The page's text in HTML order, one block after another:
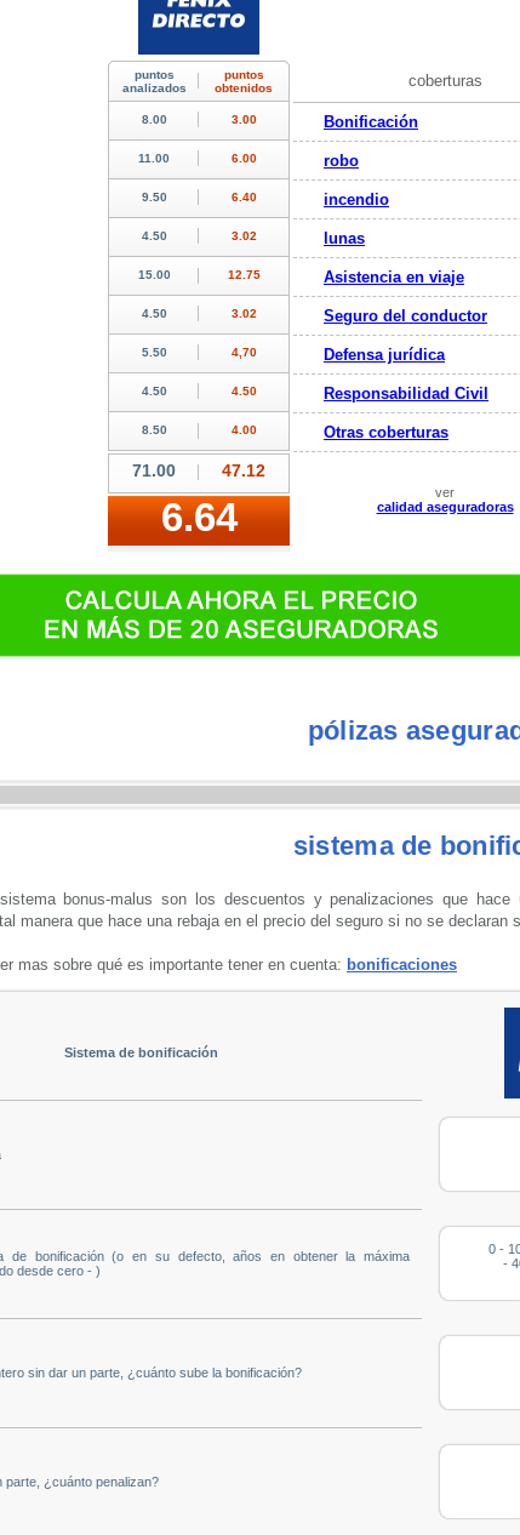
coberturas
Bonificación
robo
incendio
lunas
Asistencia en viaje
Seguro del conductor
Defensa jurídica
Responsabilidad Civil
Otras coberturas
ver
calidad aseguradoras
pólizas
sistema de
bonus-malus son los descuentos y penalizaciones que
manera que hace una rebaja en el precio del seguro si no se
mas sobre qué es importante tener en cuenta: bonificaciones
Sistema de bonificación
de bonificación (o en su defecto, años en obtener la máxima
desde cero - )
0 -
-
sin dar un parte, ¿cuánto sube la bonificación?
parte, ¿cuánto penalizan?